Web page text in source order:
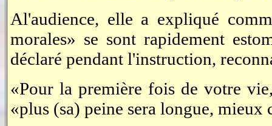
Al'audience, elle a expliqué
morales» se sont rapidement
déclaré pendant l'instruction,
«Pour la première fois de votre
«plus (sa) peine sera longue, mieux